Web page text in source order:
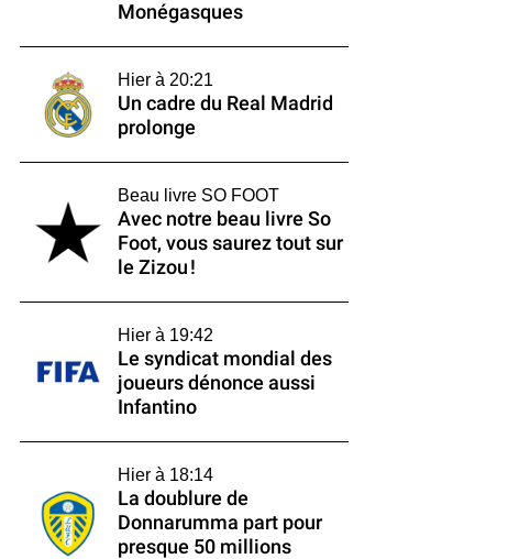
Monégasques
Hier à 20:21
Un cadre du Real Madrid
prolonge
Beau livre SO FOOT
Avec notre beau livre So
Foot, vous saurez tout sur
le Zizou !
Hier à 19:42
Le syndicat mondial des
joueurs dénonce aussi
Infantino
Hier à 18:14
La doublure de
Donnarumma part pour
presque 50 millions